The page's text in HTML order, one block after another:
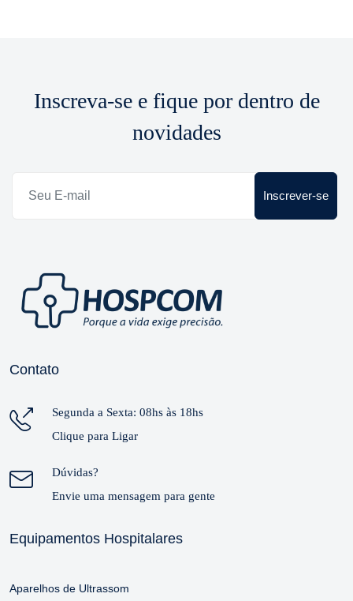
Inscreva-se e fique por dentro de
novidades
Inscrever-se
Contato
Segunda a Sexta: 08hs às 18hs
Clique para Ligar
Dúvidas?
Envie uma mensagem para gente
Equipamentos Hospitalares
Aparelhos de Ultrassom